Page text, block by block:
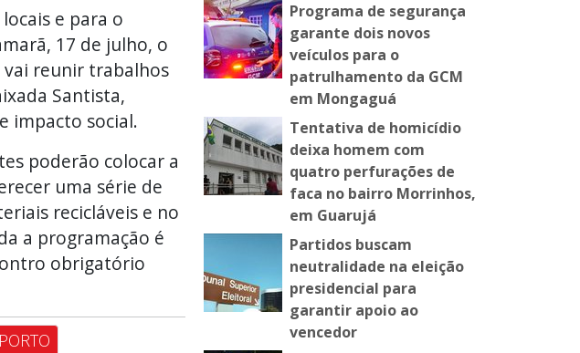
e para o
17 de julho, o
vai reunir trabalhos
Santista,
impacto social.
poderão colocar a
uma série de
recicláveis e no
a programação é
obrigatório
Programa de segurança
garante dois novos
veículos para o
patrulhamento da GCM
em Mongaguá
Tentativa de homicídio
deixa homem com
quatro perfurações de
faca no bairro Morrinhos,
em Guarujá
Partidos buscam
neutralidade na eleição
presidencial para
garantir apoio ao
vencedor